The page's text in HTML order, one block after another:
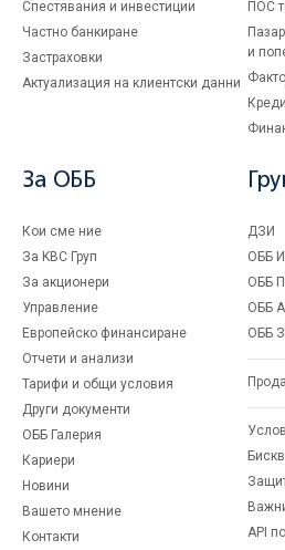
Спестявания и инвестиции
Частно банкиране
Застраховки
Актуализация на клиентски данни
ПОС
и
За ОББ
Кои сме ние
За KBC Груп
За акционери
Управление
Европейско финансиране
Отчети и анализи
Тарифи и общи условия
Други документи
ОББ Галерия
Кариери
Новини
Вашето мнение
Контакти
ДЗИ
ОББ
ОББ
ОББ
ОББ
API